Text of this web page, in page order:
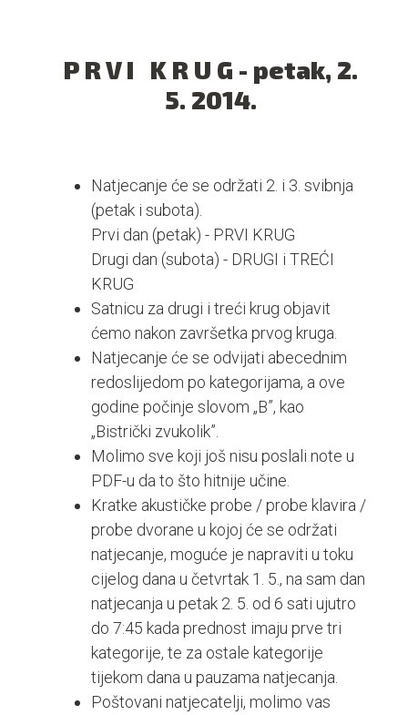
P R V I K R U G - petak, 2.
5. 2014.
Natjecanje će se održati 2. i 3. svibnja
(petak i subota).
Prvi dan (petak) - PRVI KRUG
Drugi dan (subota) - DRUGI i TREĆI
KRUG
Satnicu za drugi i treći krug objavit
ćemo nakon završetka prvog kruga.
Natjecanje će se odvijati abecednim
redoslijedom po kategorijama, a ove
godine počinje slovom „B”, kao
„Bistrički zvukolik”.
Molimo sve koji još nisu poslali note u
PDF-u da to što hitnije učine.
Kratke akustičke probe / probe klavira /
probe dvorane u kojoj će se održati
natjecanje, moguće je napraviti u toku
cijelog dana u četvrtak 1. 5., na sam dan
natjecanja u petak 2. 5. od 6 sati ujutro
do 7:45 kada prednost imaju prve tri
kategorije, te za ostale kategorije
tijekom dana u pauzama natjecanja.
Poštovani natjecatelji, molimo vas